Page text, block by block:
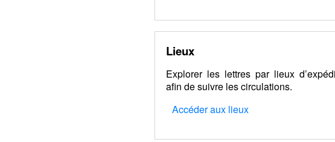
Lieux
Explorer les lettres par lieux
afin de suivre les circulations.
Accéder aux lieux